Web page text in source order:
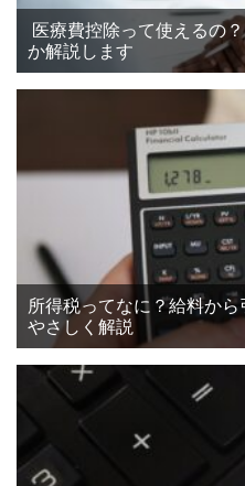
医療費控除って使えるの
か解説します
所得税ってなに？給料か
やさしく解説